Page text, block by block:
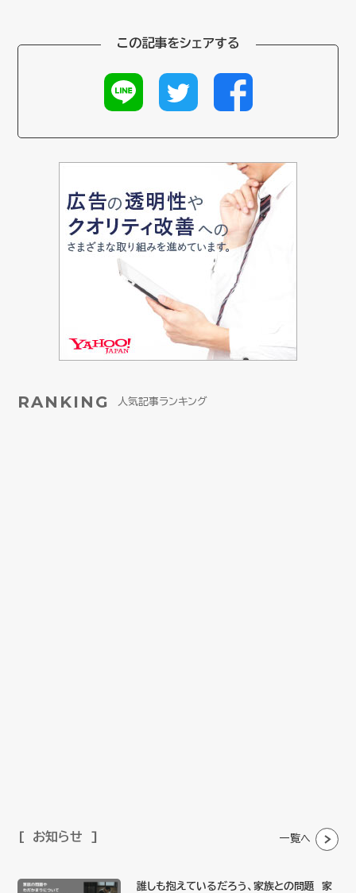
この記事をシェアする
RANKING 人気記事ランキング
お知らせ 一覧へ
誰しも抱えているだろう、家族との問題 家